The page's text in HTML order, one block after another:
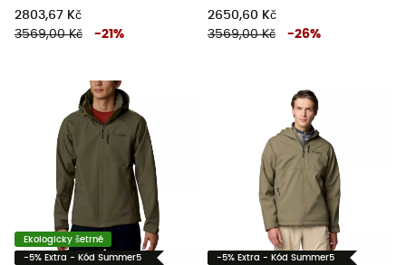
2803,67 Kč
3569,00 Kč
-21 %
2650,60 Kč
3569,00 Kč
-26%
Ekologicky šetrné
-5% Extra - Kód Summer5 -5% Extra - Kód Summer5